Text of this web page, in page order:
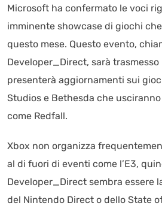
Microsoft ha confermato le voci
imminente showcase di giochi
questo mese. Questo evento,
Developer_Direct, sarà
presenterà aggiornamenti sui
Studios e Bethesda che
come Redfall.
Xbox non organizza
al di fuori di eventi come l’E3,
Developer_Direct sembra essere
del Nintendo Direct o dello State